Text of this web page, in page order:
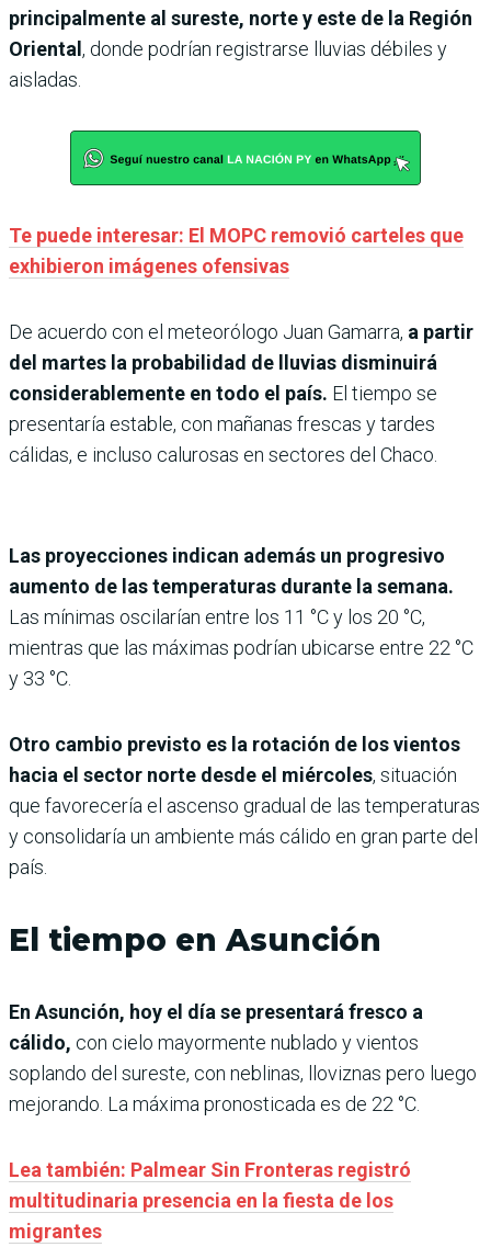
principalmente al sureste, norte y este de la Región
Oriental, donde podrían registrarse lluvias débiles y
aisladas.
Te puede interesar: El MOPC removió carteles que
exhibieron imágenes ofensivas
De acuerdo con el meteorólogo Juan Gamarra, a partir
del martes la probabilidad de lluvias disminuirá
considerablemente en todo el país. El tiempo se
presentaría estable, con mañanas frescas y tardes
cálidas, e incluso calurosas en sectores del Chaco.
Las proyecciones indican además un progresivo
aumento de las temperaturas durante la semana.
Las mínimas oscilarían entre los 11 °C y los 20 °C,
mientras que las máximas podrían ubicarse entre 22 °C
y 33 °C.
Otro cambio previsto es la rotación de los vientos
hacia el sector norte desde el miércoles, situación
que favorecería el ascenso gradual de las temperaturas
y consolidaría un ambiente más cálido en gran parte del
país.
El tiempo en Asunción
En Asunción, hoy el día se presentará fresco a
cálido, con cielo mayormente nublado y vientos
soplando del sureste, con neblinas, lloviznas pero luego
mejorando. La máxima pronosticada es de 22 °C.
Lea también: Palmear Sin Fronteras registró
multitudinaria presencia en la fiesta de los
migrantes